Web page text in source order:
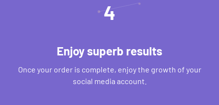
4
Enjoy superb results
Once your order is complete, enjoy the growth of your
social media account.